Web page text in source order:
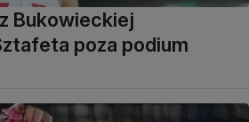
Bukowieckiej
poza podium